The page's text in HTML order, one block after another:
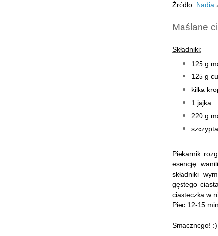
Źródło: Nadia
Maślane
Składniki:
125 g
125 g
kilka
1 jajka
220 g
Piekarnik
esencję
składniki
gęstego
ciasteczka w
Piec 12-15
Smacznego! :)